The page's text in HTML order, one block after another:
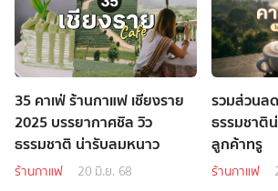
35 คาเฟ่ ร้านกาแฟ เชียงราย
2025 บรรยากาศชิล วิว
ธรรมชาติ น่ารับลมหนาว
ร้านกาแฟ 20 มิ.ย. 68
รวมส่วนล
ธรรมชาติ
ลูกค้าทรู
ร้านกาแฟ